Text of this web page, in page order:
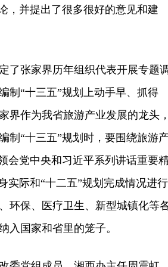
，并提出了很多很好的意见和建
张家界历年组织代表开展专题调
制“十三五”规划上动手早、抓得
界作为我省旅游产业发展的龙头，
制“十三五”规划时，要围绕旅游
会党中央和习近平系列讲话重要
实际和“十二五”规划完成情况进行
环保、医疗卫生、新型城镇化等
入国家和省里的笼子。